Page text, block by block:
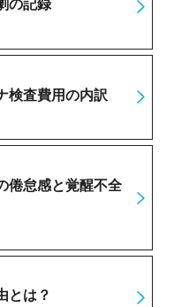
の記録
検査費用の内訳
倦怠感と覚醒不全
とは？